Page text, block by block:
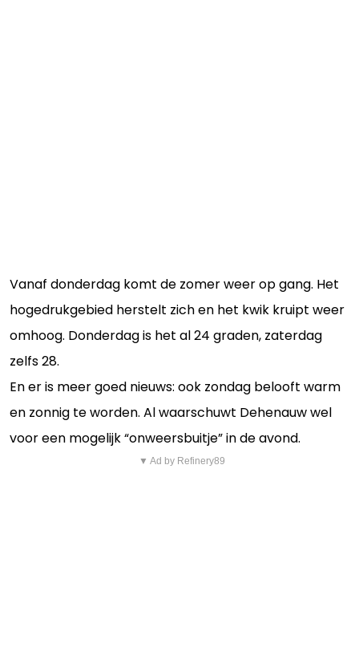
Vanaf donderdag komt de zomer weer op gang. Het
hogedrukgebied herstelt zich en het kwik kruipt weer
omhoog. Donderdag is het al 24 graden, zaterdag
zelfs 28.
En er is meer goed nieuws: ook zondag belooft warm
en zonnig te worden. Al waarschuwt Dehenauw wel
voor een mogelijk “onweersbuitje” in de avond.
▼ Ad by Refinery89